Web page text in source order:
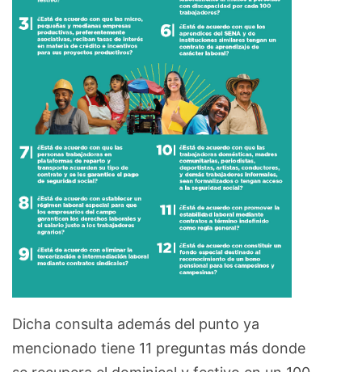
Dicha consulta además del punto ya
mencionado tiene 11 preguntas más donde